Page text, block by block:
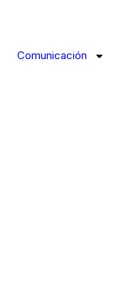
Comunicación